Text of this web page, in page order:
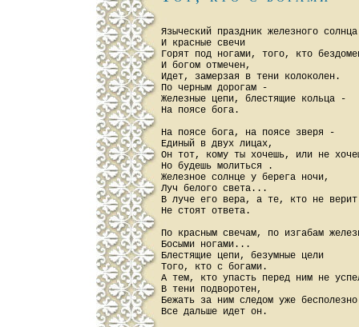
Языческий праздник железного
И красные свечи
Горят под ногами, того, кто
И богом отмечен,
Идет, замерзая в тени колоколен.
По черным дорогам -
Железные цепи, блестящие кольца -
На поясе бога.
На поясе бога, на поясе зверя -
Единый в двух лицах,
Он тот, кому ты хочешь, или не
Но будешь молиться .
Железное солнце у берега ночи,
Луч белого света...
В луче его вера, а те, кто не
Не стоят ответа.
По красным свечам, по изгабам
Босыми ногами...
Блестящие цепи, безумные цели
Того, кто с богами.
А тем, кто упасть перед ним не
В тени подворотен,
Бежать за ним следом уже
Все дальше идет он.